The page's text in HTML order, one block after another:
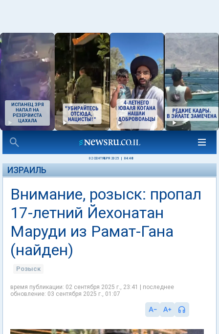
ИСПАНЕЦ ЗРЯ
НАПАЛ НА
РЕЗЕРВИСТА
ЦАХАЛА
02 СЕНТЯБРЯ 2025 04:48
ИЗРАИЛЬ
Внимание, розыск: пропал
17-летний Йехонатан
Маруди из Рамат-Гана
(найден)
Розыск
время публикации: 02 сентября 2025 г., 23:41 | последнее
обновление: 03 сентября 2025 г., 01:07